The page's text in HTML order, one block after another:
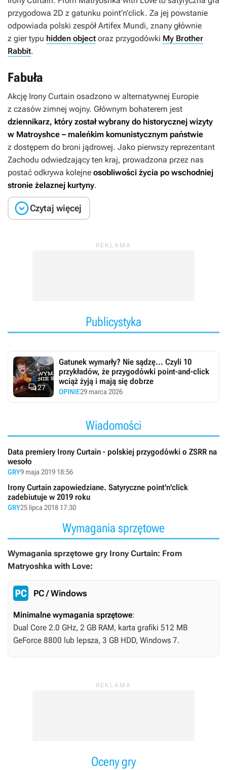
przygodowa 2D z gatunku point’n’click. Za jej powstanie
odpowiada polski zespół Artifex Mundi, znany głównie
z gier typu hidden object oraz przygodówki My Brother
Rabbit.
Fabuła
Akcję Irony Curtain osadzono w alternatywnej Europie
z czasów zimnej wojny. Głównym bohaterem jest
dziennikarz, który został wybrany do historycznej wizyty
w Matroyshce – maleńkim komunistycznym państwie
z dostępem do broni jądrowej. Jako pierwszy reprezentant
Zachodu odwiedzający ten kraj, prowadzona przez nas
postać odkrywa kolejne osobliwości życia po wschodniej
stronie żelaznej kurtyny.
Czytaj więcej
Publicystyka
27
Gatunek wymarły? Nie sądzę... Czyli 10
przykładów, że przygodówki point-and-click
wciąż żyją i mają się dobrze
OPINIE29 marca 2026
Wiadomości
Data premiery Irony Curtain - polskiej przygodówki o ZSRR na
wesoło
GRY9 maja 2019 18:56
Irony Curtain zapowiedziane. Satyryczne point'n'click
zadebiutuje w 2019 roku
GRY25 lipca 2018 17:30
Wymagania sprzętowe
Wymagania sprzętowe gry Irony Curtain: From
Matryoshka with Love:
PC / Windows
Minimalne wymagania sprzętowe:
Dual Core 2.0 GHz, 2 GB RAM, karta grafiki 512 MB
GeForce 8800 lub lepsza, 3 GB HDD, Windows 7.
Oceny gry